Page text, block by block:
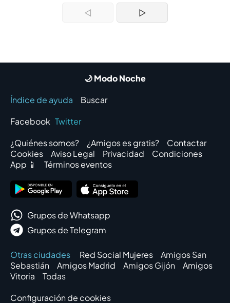
◁ ▷
🌙 Modo Noche
Índice de ayuda
Buscar
Facebook Twitter
¿Quiénes somos?
¿Amigos es gratis?
Contactar
Cookies
Aviso Legal Privacidad
Condiciones
App 📱
Términos eventos
Grupos de Whatsapp
Grupos de Telegram
Otras ciudades Red Social Mujeres
Amigos San
Sebastián
Amigos Madrid Amigos Gijón
Amigos
Vitoria
Todas
Configuración de cookies